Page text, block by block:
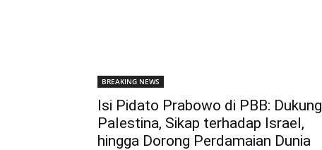
BREAKING NEWS
Isi Pidato Prabowo di PBB: Dukung
Palestina, Sikap terhadap Israel,
hingga Dorong Perdamaian Dunia